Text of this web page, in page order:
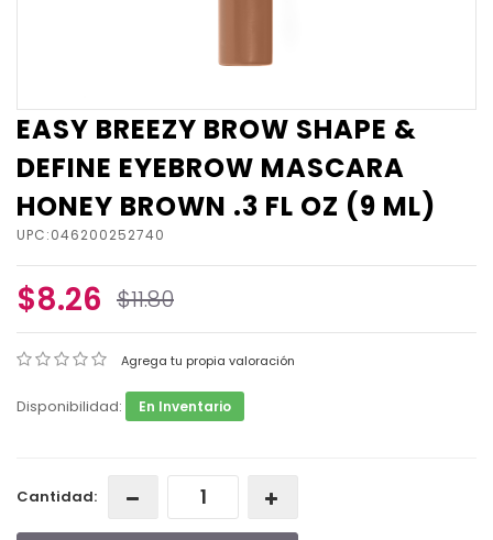
EASY BREEZY BROW SHAPE &
DEFINE EYEBROW MASCARA
HONEY BROWN .3 FL OZ (9 ML)
UPC:046200252740
$8.26 $11.80
Agrega tu propia valoración
Disponibilidad: En Inventario
Cantidad: